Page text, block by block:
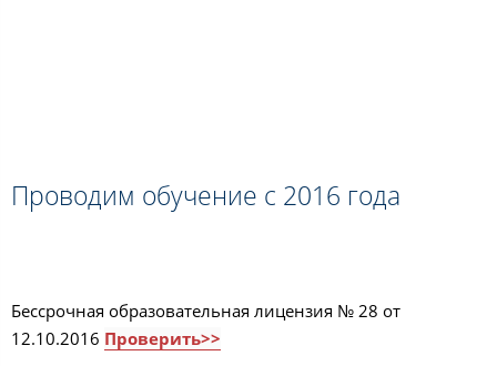
Проводим обучение с 2016 года
Бессрочная образовательная лицензия № 28 от
12.10.2016 Проверить>>